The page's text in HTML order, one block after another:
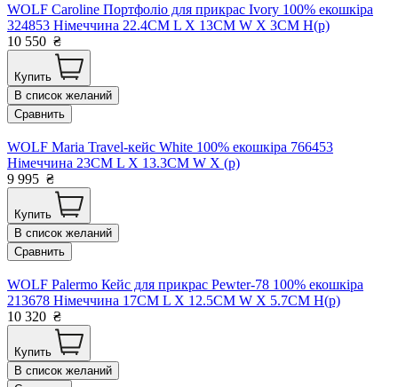
WOLF Caroline Портфоліо для прикрас Ivory 100% екошкіра
324853 Німеччина 22.4CM L X 13CM W X 3CM H(р)
10 550 ₴
Купить
В список желаний
Сравнить
WOLF Maria Travel-кейс White 100% екошкіра 766453
Німеччина 23CM L X 13.3CM W X (р)
9 995 ₴
Купить
В список желаний
Сравнить
WOLF Palermo Кейс для прикрас Pewter-78 100% екошкіра
213678 Німеччина 17CM L X 12.5CM W X 5.7CM H(р)
10 320 ₴
Купить
В список желаний